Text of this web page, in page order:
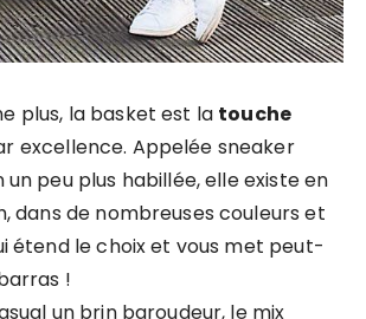
plus, la basket est la touche
excellence. Appelée sneaker
un peu plus habillée, elle existe en
dans de nombreuses couleurs et
étend le choix et vous met peut-
!
un brin baroudeur, le mix